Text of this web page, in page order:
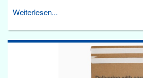
Weiterlesen...